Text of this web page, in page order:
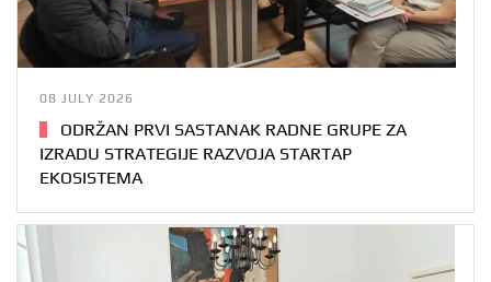
08 JULY 2026
ODRŽAN PRVI SASTANAK RADNE GRUPE ZA
IZRADU STRATEGIJE RAZVOJA STARTAP
EKOSISTEMA